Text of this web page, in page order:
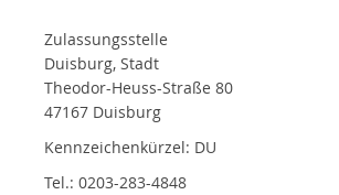
Zulassungsstelle
Duisburg, Stadt
Theodor-Heuss-Straße 80
47167 Duisburg
Kennzeichenkürzel: DU
Tel.: 0203-283-4848